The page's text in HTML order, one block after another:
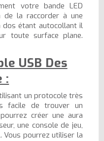
votre bande LED
la raccorder à une
dos étant autocollant il
toute surface plane.
USB Des
:
un protocole très
facile de trouver un
créer une aura
une console de jeu,
Vous pourrez utiliser la